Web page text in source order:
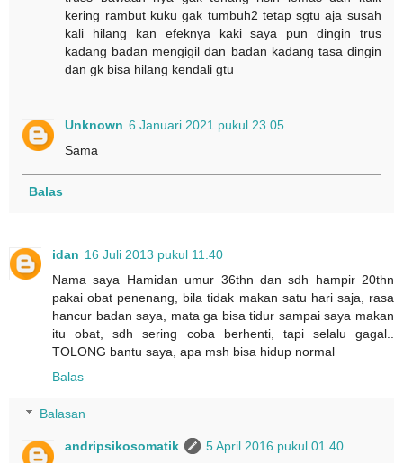
kering rambut kuku gak tumbuh2 tetap sgtu aja susah
kali hilang kan efeknya kaki saya pun dingin trus
kadang badan mengigil dan badan kadang tasa dingin
dan gk bisa hilang kendali gtu
Unknown 6 Januari 2021 pukul 23.05
Sama
Balas
idan 16 Juli 2013 pukul 11.40
Nama saya Hamidan umur 36thn dan sdh hampir 20thn
pakai obat penenang, bila tidak makan satu hari saja, rasa
hancur badan saya, mata ga bisa tidur sampai saya makan
itu obat, sdh sering coba berhenti, tapi selalu gagal..
TOLONG bantu saya, apa msh bisa hidup normal
Balas
Balasan
andripsikosomatik
5 April 2016 pukul 01.40